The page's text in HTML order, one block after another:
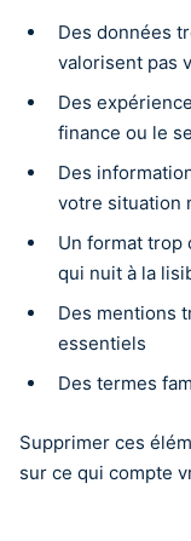
Des données
valorisent pas
Des
finance ou le
Des
votre situation
Un format trop
qui nuit à la
Des mentions
essentiels
Des termes
Supprimer ces
sur ce qui compte